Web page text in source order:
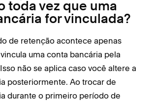
toda vez que uma
for vinculada?
de retenção acontece apenas
uma conta bancária pela
não se aplica caso você altere a
posteriormente. Ao trocar de
durante o primeiro período de